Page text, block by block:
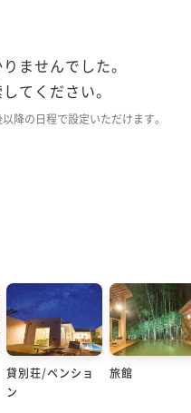
ませんでした。
てください。
降の日程で設定いただけます。
貸別荘/ペンショ
ン
旅館